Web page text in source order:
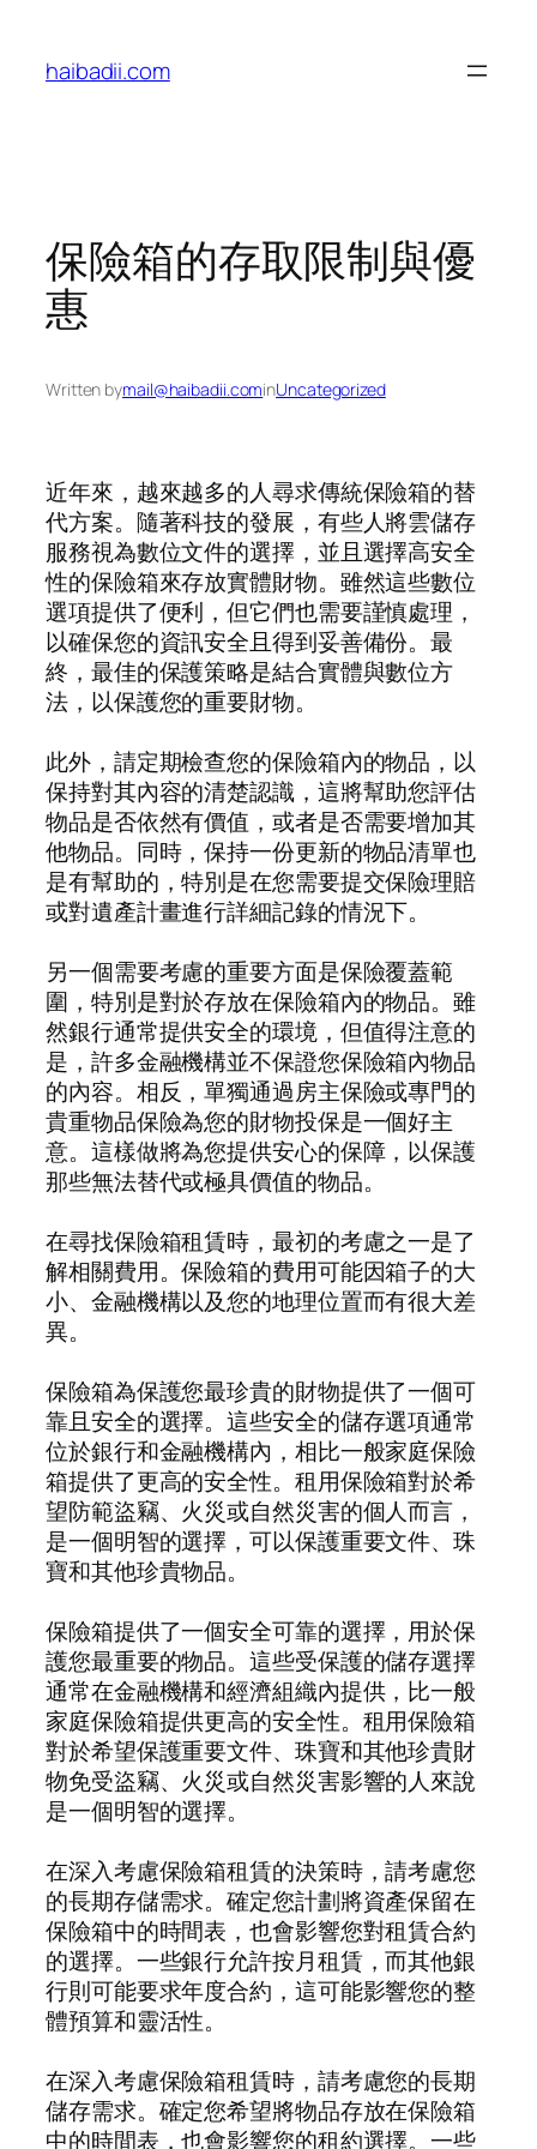
content
haibadii.com
保險箱的存取限制與優
惠
Written bymail@haibadii.cominUncategorized
近年來，越來越多的人尋求傳統保險箱的替
代方案。隨著科技的發展，有些人將雲儲存
服務視為數位文件的選擇，並且選擇高安全
性的保險箱來存放實體財物。雖然這些數位
選項提供了便利，但它們也需要謹慎處理，
以確保您的資訊安全且得到妥善備份。最
終，最佳的保護策略是結合實體與數位方
法，以保護您的重要財物。
此外，請定期檢查您的保險箱內的物品，以
保持對其內容的清楚認識，這將幫助您評估
物品是否依然有價值，或者是否需要增加其
他物品。同時，保持一份更新的物品清單也
是有幫助的，特別是在您需要提交保險理賠
或對遺產計畫進行詳細記錄的情況下。
另一個需要考慮的重要方面是保險覆蓋範
圍，特別是對於存放在保險箱內的物品。雖
然銀行通常提供安全的環境，但值得注意的
是，許多金融機構並不保證您保險箱內物品
的內容。相反，單獨通過房主保險或專門的
貴重物品保險為您的財物投保是一個好主
意。這樣做將為您提供安心的保障，以保護
那些無法替代或極具價值的物品。
在尋找保險箱租賃時，最初的考慮之一是了
解相關費用。保險箱的費用可能因箱子的大
小、金融機構以及您的地理位置而有很大差
異。
保險箱為保護您最珍貴的財物提供了一個可
靠且安全的選擇。這些安全的儲存選項通常
位於銀行和金融機構內，相比一般家庭保險
箱提供了更高的安全性。租用保險箱對於希
望防範盜竊、火災或自然災害的個人而言，
是一個明智的選擇，可以保護重要文件、珠
寶和其他珍貴物品。
保險箱提供了一個安全可靠的選擇，用於保
護您最重要的物品。這些受保護的儲存選擇
通常在金融機構和經濟組織內提供，比一般
家庭保險箱提供更高的安全性。租用保險箱
對於希望保護重要文件、珠寶和其他珍貴財
物免受盜竊、火災或自然災害影響的人來說
是一個明智的選擇。
在深入考慮保險箱租賃的決策時，請考慮您
的長期存儲需求。確定您計劃將資產保留在
保險箱中的時間表，也會影響您對租賃合約
的選擇。一些銀行允許按月租賃，而其他銀
行則可能要求年度合約，這可能影響您的整
體預算和靈活性。
在深入考慮保險箱租賃時，請考慮您的長期
儲存需求。確定您希望將物品存放在保險箱
中的時間表，也會影響您的租約選擇。一些